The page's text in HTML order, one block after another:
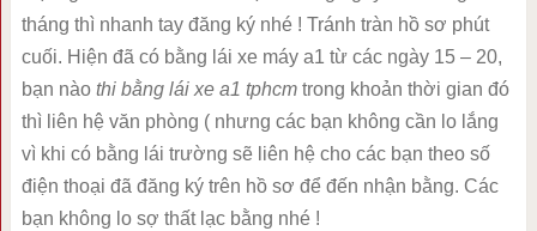
tháng thì nhanh tay đăng ký nhé ! Tránh tràn hồ sơ phút
cuối. Hiện đã có bằng lái xe máy a1 từ các ngày 15 – 20,
bạn nào thi bằng lái xe a1 tphcmtrong khoản thời gian đó
thì liên hệ văn phòng ( nhưng các bạn không cần lo lắng
vì khi có bằng lái trường sẽ liên hệ cho các bạn theo số
điện thoại đã đăng ký trên hồ sơ để đến nhận bằng. Các
bạn không lo sợ thất lạc bằng nhé !